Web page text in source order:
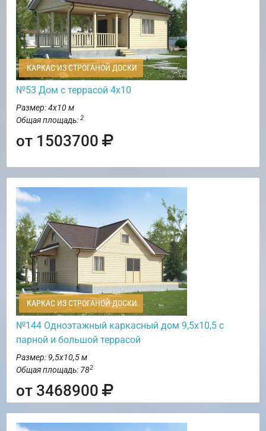
КАРКАС ИЗ СТРОГАНОЙ ДОСКИ
№53 Дом с террасой 4х10
Размер: 4х10 м
Общая площадь: 2
от 1503700
КАРКАС ИЗ СТРОГАНОЙ ДОСКИ
№144 Одноэтажный каркасный дом 9,5х10,5 с
парной и большой террасой
Размер: 9,5х10,5 м
Общая площадь: 782
от 3468900